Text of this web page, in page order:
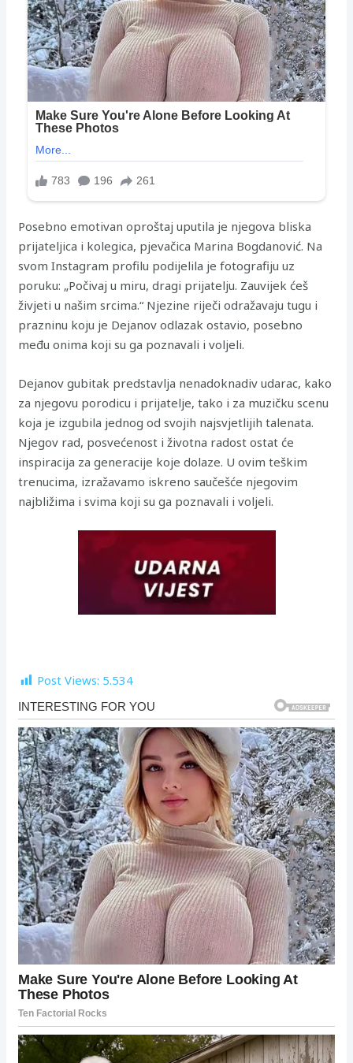
Posebno emotivan oproštaj uputila je njegova bliska
prijateljica i kolegica, pjevačica Marina Bogdanović. Na
svom Instagram profilu podijelila je fotografiju uz
poruku: „Počivaj u miru, dragi prijatelju. Zauvijek ćeš
živjeti u našim srcima.“ Njezine riječi odražavaju tugu i
prazninu koju je Dejanov odlazak ostavio, posebno
među onima koji su ga poznavali i voljeli.
Dejanov gubitak predstavlja nenadoknadiv udarac, kako
za njegovu porodicu i prijatelje, tako i za muzičku scenu
koja je izgubila jednog od svojih najsvjetlijih talenata.
Njegov rad, posvećenost i životna radost ostat će
inspiracija za generacije koje dolaze. U ovim teškim
trenucima, izražavamo iskreno saučešće njegovim
najbližima i svima koji su ga poznavali i voljeli.
Post Views: 5.534